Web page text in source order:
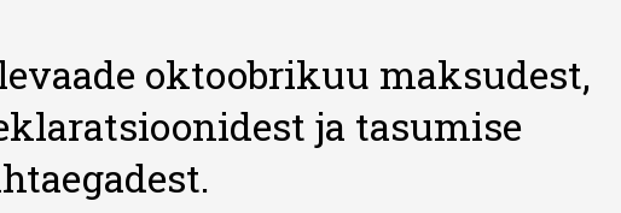
oktoobrikuu maksudest,
ja tasumise